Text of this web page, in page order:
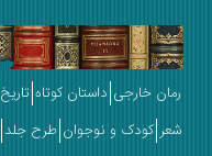
رمان خارجی داستان کوتاه تاریخ
شعر کودک و نوجوان طرح جلد